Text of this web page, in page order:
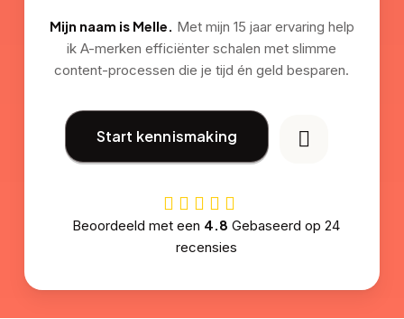
Mijn naam is Melle. Met mijn 15 jaar ervaring help
ik A-merken efficiënter schalen met slimme
content-processen die je tijd én geld besparen.
Start kennismaking
Beoordeeld met een 4.8 Gebaseerd op24
recensies